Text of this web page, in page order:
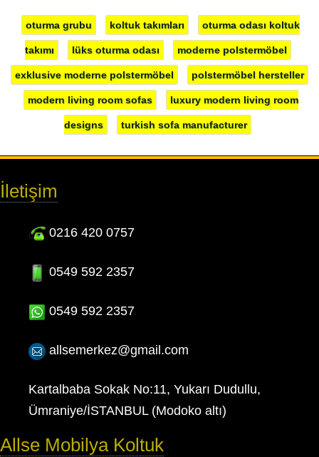
oturma grubu koltuk takımları oturma odası koltuk
takımı lüks oturma odası moderne polstermöbel
exklusive moderne polstermöbel polstermöbel hersteller
modern living room sofas luxury modern living room
designs turkish sofa manufacturer
İletişim
0216 420 0757
0549 592 2357
0549 592 2357
allsemerkez@gmail.com
Kartalbaba Sokak No:11, Yukarı Dudullu,
Ümraniye/İSTANBUL (Modoko altı)
Allse Mobilya Koltuk